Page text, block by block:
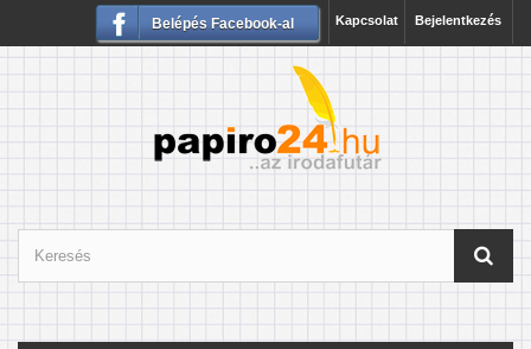
Bejelentkezés
Kapcsolat
Belépés Facebook-al